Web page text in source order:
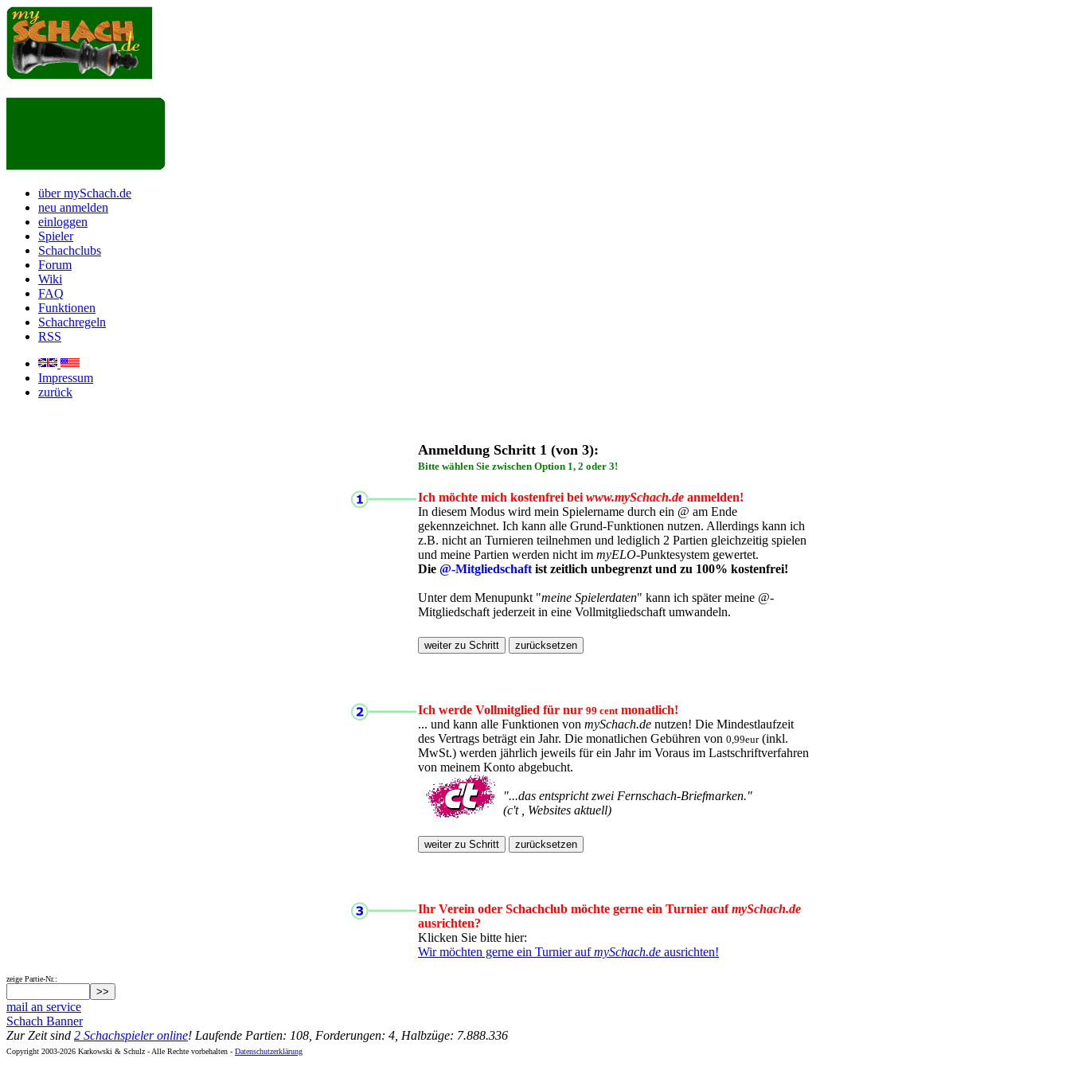
über mySchach.de
neu anmelden
einloggen
Spieler
Schachclubs
Forum
Wiki
FAQ
Funktionen
Schachregeln
RSS
Impressum
zurück
Anmeldung Schritt 1 (von 3):
Bitte wählen Sie zwischen Option 1, 2 oder 3!
Ich möchte mich kostenfrei bei www.mySchach.de anmelden!
In diesem Modus wird mein Spielername durch ein @ am Ende
gekennzeichnet. Ich kann alle Grund-Funktionen nutzen. Allerdings kann ich
z.B. nicht an Turnieren teilnehmen und lediglich 2 Partien gleichzeitig spielen
und meine Partien werden nicht im myELO-Punktesystem gewertet.
Die @-Mitgliedschaft ist zeitlich unbegrenzt und zu 100% kostenfrei!
Unter dem Menupunkt "meine Spielerdaten" kann ich später meine @-
Mitgliedschaft jederzeit in eine Vollmitgliedschaft umwandeln.
Ich werde Vollmitglied für nur 99 cent monatlich!
... und kann alle Funktionen von mySchach.de nutzen! Die Mindestlaufzeit
des Vertrags beträgt ein Jahr. Die monatlichen Gebühren von 0,99eur(inkl.
MwSt.) werden jährlich jeweils für ein Jahr im Voraus im Lastschriftverfahren
von meinem Konto abgebucht.
"...das entspricht zwei Fernschach-Briefmarken."
(c't , Websites aktuell)
Ihr Verein oder Schachclub möchte gerne ein Turnier aufmySchach.de
ausrichten?
Klicken Sie bitte hier:
Wir möchten gerne ein Turnier aufmySchach.de ausrichten!
zeige Partie-Nr.:
mail an service
Schach Banner
Zur Zeit sind 2 Schachspieler online! Laufende Partien: 108, Forderungen: 4, Halbzüge: 7.888.336
Copyright 2003-2026 Karkowski & Schulz - Alle Rechte vorbehalten - Datenschutzerklärung